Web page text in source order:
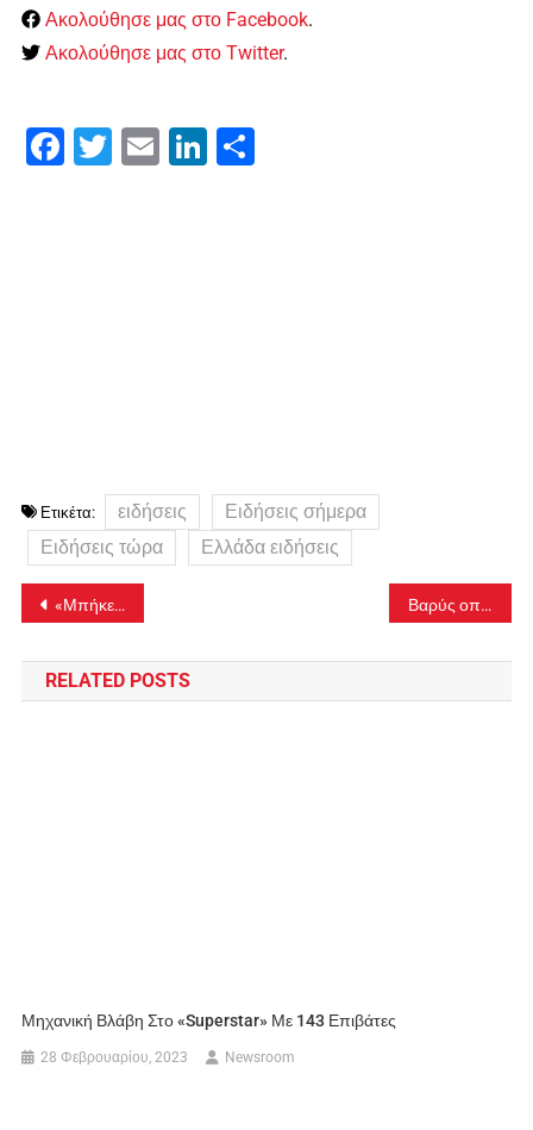
Ακολούθησε μας στο Facebook.
Ακολούθησε μας στο Twitter.
Facebook
Twitter Email LinkedIn
Ετικέτα: ειδήσεις
Ειδήσεις σήμερα
Ειδήσεις τώρα
Ελλάδα ειδήσεις
Πλοήγηση
άρθρων
«Μπήκε το μικρόβιο και μεταφέρθηκε μέσα από το αίμα στα διάφορα όργανα» Βαρύς οπλισμός βρέθηκε σε αποθήκη-«γιάφκα» στο Παγκράτι – Δείτε φωτογραφίες
RELATED POSTS
Μηχανική Βλάβη Στο «Superstar» Με 143 Επιβάτες
28 Φεβρουαρίου, 2023 Newsroom